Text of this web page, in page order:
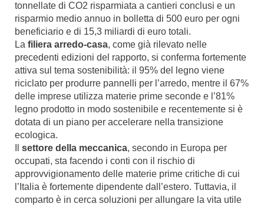
tonnellate di CO2 risparmiata a cantieri conclusi e un
risparmio medio annuo in bolletta di 500 euro per ogni
beneficiario e di 15,3 miliardi di euro totali.
La filiera arredo-casa, come già rilevato nelle
precedenti edizioni del rapporto, si conferma fortemente
attiva sul tema sostenibilità: il 95% del legno viene
riciclato per produrre pannelli per l’arredo, mentre il 67%
delle imprese utilizza materie prime seconde e l’81%
legno prodotto in modo sostenibile e recentemente si è
dotata di un piano per accelerare nella transizione
ecologica.
settore della meccanica, secondo in Europa per
occupati, sta facendo i conti con il rischio di
approvvigionamento delle materie prime critiche di cui
l’Italia è fortemente dipendente dall’estero. Tuttavia, il
comparto è in cerca soluzioni per allungare la vita utile